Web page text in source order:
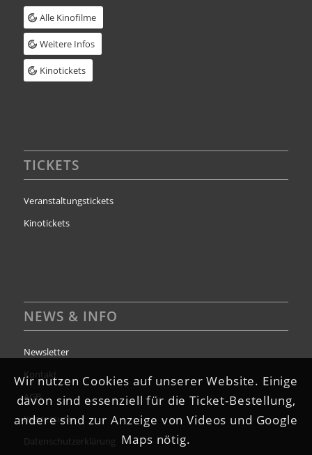
Alle Kinofilme
Weitere Infos
Kinotickets
TICKETS
Veranstaltungstickets
Kinotickets
NEWS & INFO
Newsletter
Kontakt
AGB
Impressum
Datenschutzerklärung
Wir nutzen Cookies auf unserer Website. Einige
davon sind essenziell für die Ticket-Bestellung,
andere sind zur Anzeige von Videos und Google
Maps nötig.